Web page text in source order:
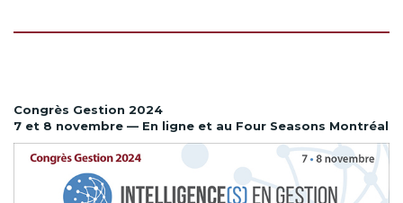
Congrès Gestion 2024
7 et 8 novembre — En ligne et au Four Seasons Montréal